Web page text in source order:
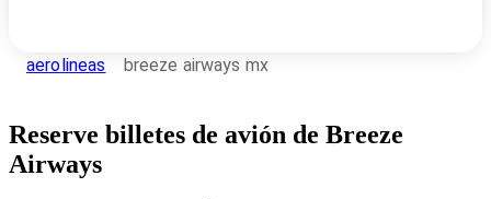
aerolineas breeze airways mx
Reserve billetes de avión de Breeze
Airways